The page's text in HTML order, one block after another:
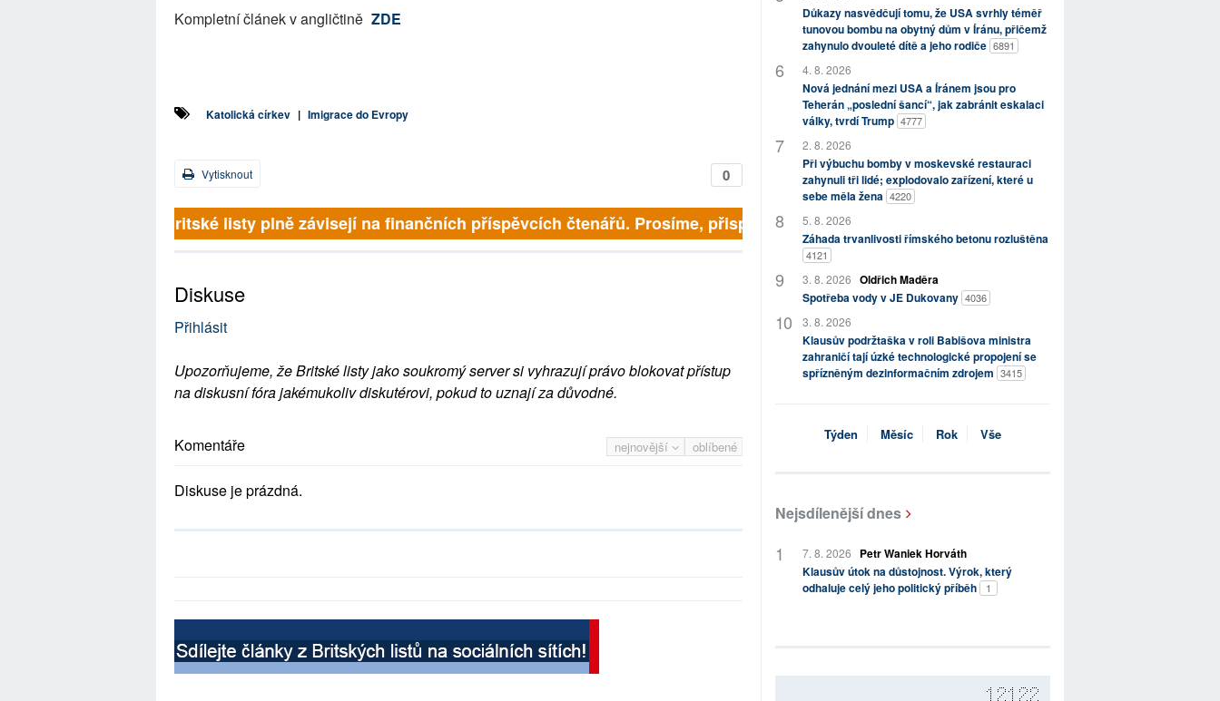
Kompletní článek v angličtině ZDE
Katolická církev | Imigrace do Evropy
0
Vytisknout
Britské listy plně závisejí na finančních příspěvcích čtenářů. Prosíme, přispějte. ➥
Diskuse
Přihlásit
Upozorňujeme, že Britské listy jako soukromý server si vyhrazují právo blokovat přístup
na diskusní fóra jakémukoliv diskutérovi, pokud to uznají za důvodné.
nejnovější oblíbené
Komentáře
Diskuse je prázdná.
Důkazy nasvědčují tomu, že USA svrhly téměř
tunovou bombu na obytný dům v Íránu, přičemž
zahynulo dvouleté dítě a jeho rodiče 6891
4. 8. 2026
Nová jednání mezi USA a Íránem jsou pro
Teherán „poslední šancí“, jak zabránit eskalaci
války, tvrdí Trump 4777
2. 8. 2026
Při výbuchu bomby v moskevské restauraci
zahynuli tři lidé; explodovalo zařízení, které u
sebe měla žena 4220
5. 8. 2026
Záhada trvanlivosti římského betonu rozluštěna
4121
3. 8. 2026 Oldřich Maděra
Spotřeba vody v JE Dukovany 4036
3. 8. 2026
Klausův podržtaška v roli Babišova ministra
zahraničí tají úzké technologické propojení se
spřízněným dezinformačním zdrojem 3415
Týden Měsíc Rok Vše
Nejsdílenější dnes
7. 8. 2026
Petr Waniek Horváth
Klausův útok na důstojnost. Výrok, který
odhaluje celý jeho politický příběh
1